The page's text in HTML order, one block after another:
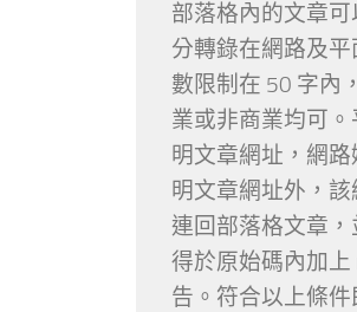
部落格內的文章
分轉錄在網路及
數限制在 50 字內
業或非商業均可
明文章網址，網
明文章網址外，
連回部落格文章
得於原始碼內加上
告。符合以上條